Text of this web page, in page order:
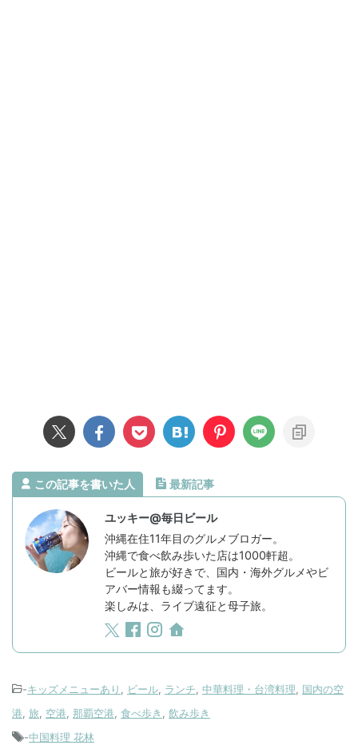
この記事を書いた人 最新記事
ユッキー@毎日ビール
沖縄在住11年目のグルメブロガー。
沖縄で食べ飲み歩いた店は1000軒超。
ビールと旅が好きで、国内・海外グルメやビ
アバー情報も綴ってます。
楽しみは、ライブ遠征と母子旅。
-キッズメニューあり , ビール, ランチ, 中華料理・台湾料理, 国内の空
港, 旅, 空港, 那覇空港, 食べ歩き , 飲み歩き
-中国料理 花林